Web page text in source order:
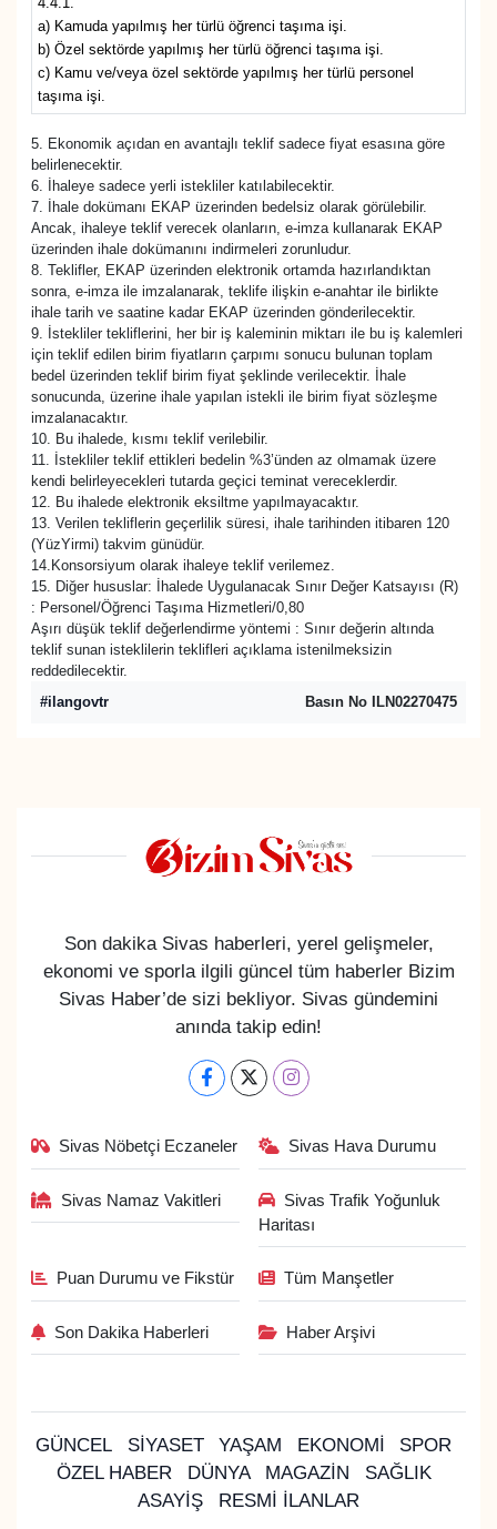
a) Kamuda yapılmış her türlü öğrenci taşıma işi.
b) Özel sektörde yapılmış her türlü öğrenci taşıma işi.
c) Kamu ve/veya özel sektörde yapılmış her türlü personel
taşıma işi.
5. Ekonomik açıdan en avantajlı teklif sadece fiyat esasına göre
belirlenecektir.
6. İhaleye sadece yerli istekliler katılabilecektir.
7. İhale dokümanı EKAP üzerinden bedelsiz olarak görülebilir.
Ancak, ihaleye teklif verecek olanların, e-imza kullanarak EKAP
üzerinden ihale dokümanını indirmeleri zorunludur.
8. Teklifler, EKAP üzerinden elektronik ortamda hazırlandıktan
sonra, e-imza ile imzalanarak, teklife ilişkin e-anahtar ile birlikte
ihale tarih ve saatine kadar EKAP üzerinden gönderilecektir.
9. İstekliler tekliflerini, her bir iş kaleminin miktarı ile bu iş kalemleri
için teklif edilen birim fiyatların çarpımı sonucu bulunan toplam
bedel üzerinden teklif birim fiyat şeklinde verilecektir. İhale
sonucunda, üzerine ihale yapılan istekli ile birim fiyat sözleşme
imzalanacaktır.
10. Bu ihalede, kısmı teklif verilebilir.
11. İstekliler teklif ettikleri bedelin %3’ünden az olmamak üzere
kendi belirleyecekleri tutarda geçici teminat vereceklerdir.
12. Bu ihalede elektronik eksiltme yapılmayacaktır.
13. Verilen tekliflerin geçerlilik süresi, ihale tarihinden itibaren 120
(YüzYirmi) takvim günüdür.
14.Konsorsiyum olarak ihaleye teklif verilemez.
15. Diğer hususlar: İhalede Uygulanacak Sınır Değer Katsayısı (R)
: Personel/Öğrenci Taşıma Hizmetleri/0,80
Aşırı düşük teklif değerlendirme yöntemi : Sınır değerin altında
teklif sunan isteklilerin teklifleri açıklama istenilmeksizin
reddedilecektir.
#ilangovtr
Basın No ILN02270475
Son dakika Sivas haberleri, yerel gelişmeler,
ekonomi ve sporla ilgili güncel tüm haberler Bizim
Sivas Haber’de sizi bekliyor. Sivas gündemini
anında takip edin!
Sivas Nöbetçi Eczaneler Sivas Hava Durumu
Sivas Namaz Vakitleri
Sivas Trafik Yoğunluk
Haritası
Puan Durumu ve Fikstür Tüm Manşetler
Son Dakika Haberleri Haber Arşivi
GÜNCEL SİYASET YAŞAM EKONOMİ
SPOR
ÖZEL HABER
DÜNYA MAGAZİN
SAĞLIK
ASAYİŞ
RESMİ İLANLAR